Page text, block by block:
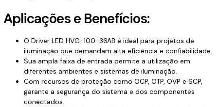
Aplicações e Benefícios:
O Driver LED HVG-100-36AB é ideal para projetos de
iluminação que demandam alta eficiência e confiabilidade.
Sua ampla faixa de entrada permite a utilização em
diferentes ambientes e sistemas de iluminação.
Com recursos de proteção como OCP, OTP, OVP e SCP,
garante a segurança do sistema e dos componentes
conectados.